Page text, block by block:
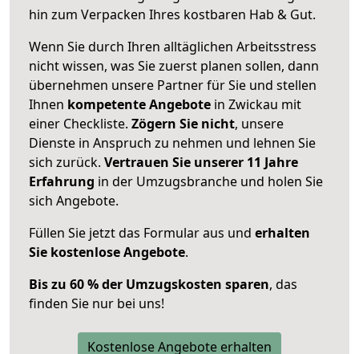
hin zum Verpacken Ihres kostbaren Hab & Gut.
Wenn Sie durch Ihren alltäglichen Arbeitsstress
nicht wissen, was Sie zuerst planen sollen, dann
übernehmen unsere Partner für Sie und stellen
Ihnen kompetente Angebote in Zwickau mit
einer Checkliste. Zögern Sie nicht, unsere
Dienste in Anspruch zu nehmen und lehnen Sie
sich zurück. Vertrauen Sie unserer 11 Jahre
Erfahrung in der Umzugsbranche und holen Sie
sich Angebote.
Füllen Sie jetzt das Formular aus und erhalten
Sie kostenlose Angebote.
Bis zu 60 % der Umzugskosten sparen, das
finden Sie nur bei uns!
Kostenlose Angebote erhalten